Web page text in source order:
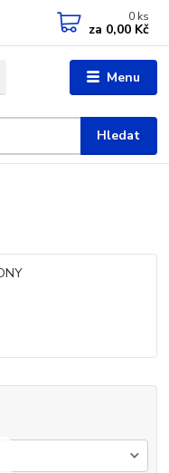
Menu
Hledat
0 ks
za 0,00 Kč